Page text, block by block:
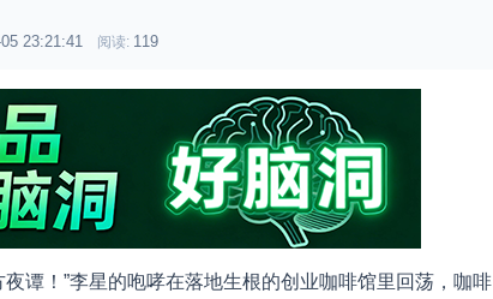
23:21:41 阅读: 119
夜谭！”李星的咆哮在落地生根的创业咖啡馆里回荡，咖啡